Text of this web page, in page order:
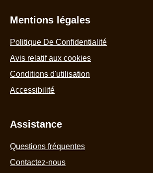
Mentions légales
Politique De Confidentialité
Avis relatif aux cookies
Conditions d'utilisation
Accessibilité
Assistance
Questions fréquentes
Contactez-nous